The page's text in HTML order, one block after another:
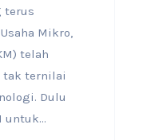
terus
Mikro,
telah
tak ternilai
Dulu
untuk...